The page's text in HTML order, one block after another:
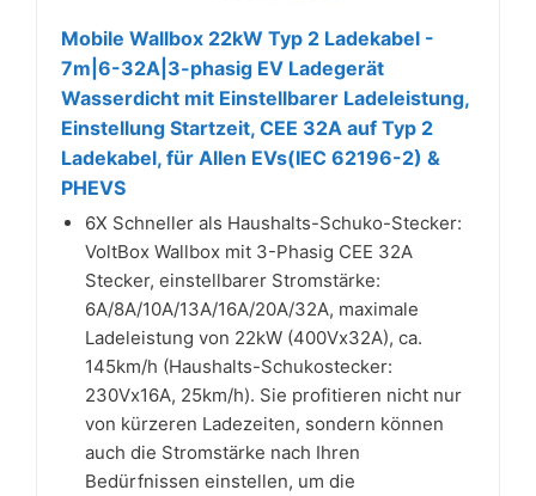
Mobile Wallbox 22kW Typ 2 Ladekabel -
7m|6-32A|3-phasig EV Ladegerät
Wasserdicht mit Einstellbarer Ladeleistung,
Einstellung Startzeit, CEE 32A auf Typ 2
Ladekabel, für Allen EVs(IEC 62196-2) &
PHEVS
6X Schneller als Haushalts-Schuko-Stecker:
VoltBox Wallbox mit 3-Phasig CEE 32A
Stecker, einstellbarer Stromstärke:
6A/8A/10A/13A/16A/20A/32A, maximale
Ladeleistung von 22kW (400Vx32A), ca.
145km/h (Haushalts-Schukostecker:
230Vx16A, 25km/h). Sie profitieren nicht nur
von kürzeren Ladezeiten, sondern können
auch die Stromstärke nach Ihren
Bedürfnissen einstellen, um die